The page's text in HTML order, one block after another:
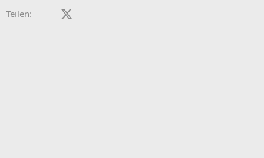
Teilen: Facebook